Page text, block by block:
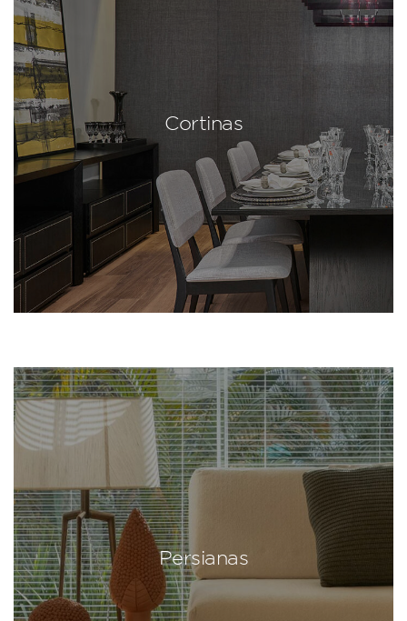
Cortinas
Persianas